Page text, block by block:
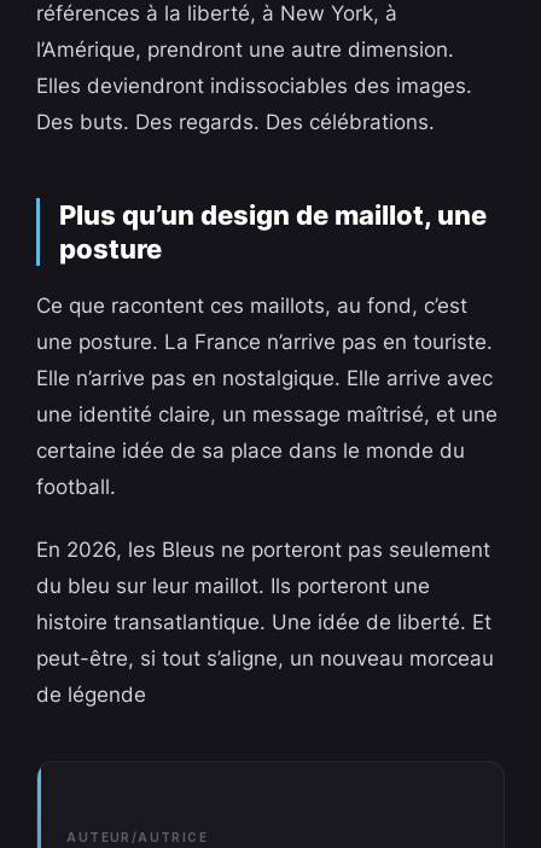
références à la liberté, à New York, à
l’Amérique, prendront une autre dimension.
Elles deviendront indissociables des images.
Des buts. Des regards. Des célébrations.
Plus qu’un design de maillot, une
posture
Ce que racontent ces maillots, au fond, c’est
une posture. La France n’arrive pas en touriste.
Elle n’arrive pas en nostalgique. Elle arrive avec
une identité claire, un message maîtrisé, et une
certaine idée de sa place dans le monde du
football.
En 2026, les Bleus ne porteront pas seulement
du bleu sur leur maillot. Ils porteront une
histoire transatlantique. Une idée de liberté. Et
peut-être, si tout s’aligne, un nouveau morceau
de légende
AUTEUR/AUTRICE